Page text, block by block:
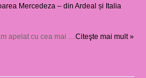
Mercedeza – din Ardeal și Italia
apelat cu cea mai … Citeşte mai mult »